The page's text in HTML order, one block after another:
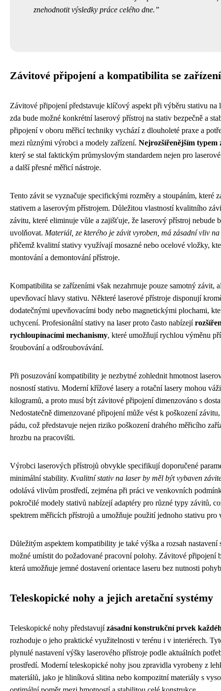
znehodnotit výsledky práce celého dne.
Závitové připojení a kompatibilita se
Závitové připojení představuje klíčový aspekt při výběru stativu na
zda bude možné konkrétní laserový přístroj na stativ bezpečně a
připojení v oboru měřicí techniky vychází z dlouholeté praxe a
mezi různými výrobci a modely zařízení. Nejrozšířenějším typem
který se stal faktickým průmyslovým standardem nejen pro
a další přesné měřicí nástroje.
Tento závit se vyznačuje specifickými rozměry a stoupáním, které
stativem a laserovým přístrojem. Důležitou vlastností kvalitního
závitu, které eliminuje vůle a zajišťuje, že laserový přístroj nebude
uvolňovat. Materiál, ze kterého je závit vyroben, má zásadní vliv
přičemž kvalitní stativy využívají mosazné nebo ocelové vložky,
montování a demontování přístroje.
Kompatibilita se zařízeními však nezahrnuje pouze samotný závit,
upevňovací hlavy stativu. Některé laserové přístroje disponují
dodatečnými upevňovacími body nebo magnetickými plochami,
uchycení. Profesionální stativy na laser proto často nabízejí
rychloupínacími mechanismy, které umožňují rychlou výměnu
šroubování a odšroubovávání.
Při posuzování kompatibility je nezbytné zohlednit hmotnost
nosností stativu. Moderní křížové lasery a rotační lasery mohou
kilogramů, a proto musí být závitové připojení dimenzováno s
Nedostatečně dimenzované připojení může vést k poškození
pádu, což představuje nejen riziko poškození drahého měřicího
hrozbu na pracovišti.
Výrobci laserových přístrojů obvykle specifikují doporučené
minimální stability. Kvalitní stativ na laser by měl být vybaven
odolává vlivům prostředí, zejména při práci ve venkovních
pokročilé modely stativů nabízejí adaptéry pro různé typy závitů,
spektrem měřicích přístrojů a umožňuje použití jednoho stativu pro
Důležitým aspektem kompatibility je také výška a rozsah
možné umístit do požadované pracovní polohy. Závitové připojení
která umožňuje jemné dostavení orientace laseru bez nutnosti
Teleskopické nohy a jejich aretační systémy
Teleskopické nohy představujízásadní konstrukční prvek
rozhoduje o jeho praktické využitelnosti v terénu i v interiérech.
plynulé nastavení výšky laserového přístroje podle aktuálních
prostředí. Moderní teleskopické nohy jsou zpravidla vyrobeny z
materiálů, jako je hliníková slitina nebo kompozitní materiály s